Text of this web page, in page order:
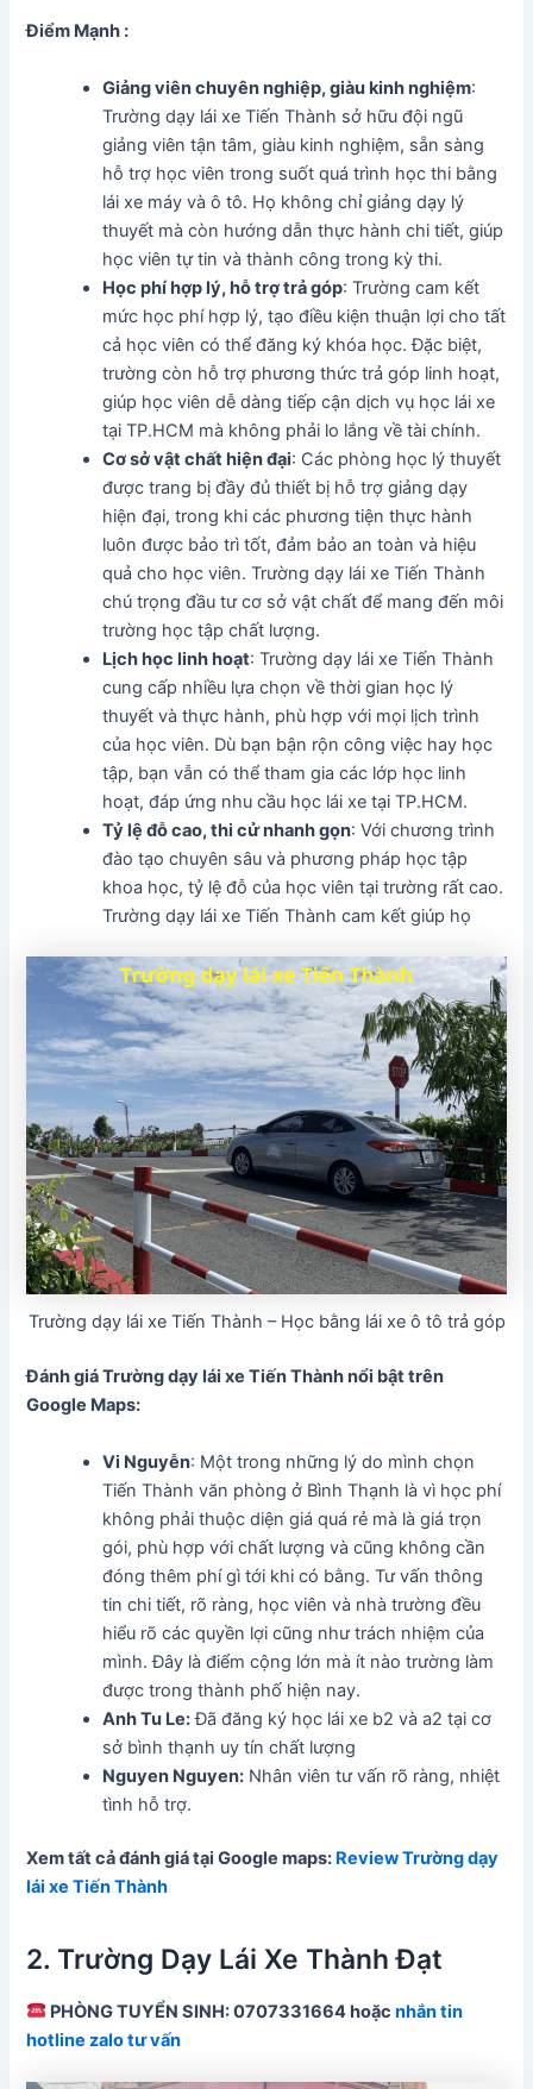
Điểm Mạnh :
Giảng viên chuyên nghiệp, giàu kinh nghiệm:
Trường dạy lái xe Tiến Thành sở hữu đội ngũ
giảng viên tận tâm, giàu kinh nghiệm, sẵn sàng
hỗ trợ học viên trong suốt quá trình học thi bằng
lái xe máy và ô tô. Họ không chỉ giảng dạy lý
thuyết mà còn hướng dẫn thực hành chi tiết, giúp
học viên tự tin và thành công trong kỳ thi.
Học phí hợp lý, hỗ trợ trả góp: Trường cam kết
mức học phí hợp lý, tạo điều kiện thuận lợi cho tất
cả học viên có thể đăng ký khóa học. Đặc biệt,
trường còn hỗ trợ phương thức trả góp linh hoạt,
giúp học viên dễ dàng tiếp cận dịch vụ học lái xe
tại TP.HCM mà không phải lo lắng về tài chính.
Cơ sở vật chất hiện đại: Các phòng học lý thuyết
được trang bị đầy đủ thiết bị hỗ trợ giảng dạy
hiện đại, trong khi các phương tiện thực hành
luôn được bảo trì tốt, đảm bảo an toàn và hiệu
quả cho học viên. Trường dạy lái xe Tiến Thành
chú trọng đầu tư cơ sở vật chất để mang đến môi
trường học tập chất lượng.
Lịch học linh hoạt: Trường dạy lái xe Tiến Thành
cung cấp nhiều lựa chọn về thời gian học lý
thuyết và thực hành, phù hợp với mọi lịch trình
của học viên. Dù bạn bận rộn công việc hay học
tập, bạn vẫn có thể tham gia các lớp học linh
hoạt, đáp ứng nhu cầu học lái xe tại TP.HCM.
Tỷ lệ đỗ cao, thi cử nhanh gọn: Với chương trình
đào tạo chuyên sâu và phương pháp học tập
khoa học, tỷ lệ đỗ của học viên tại trường rất cao.
Trường dạy lái xe Tiến Thành cam kết giúp họ
Trường dạy lái xe Tiến Thành – Học bằng lái xe ô tô trả góp
Đánh giá Trường dạy lái xe Tiến Thànhnổi bật trên
Google Maps:
Vi Nguyễn: Một trong những lý do mình chọn
Tiến Thành văn phòng ở Bình Thạnh là vì học phí
không phải thuộc diện giá quá rẻ mà là giá trọn
gói, phù hợp với chất lượng và cũng không cần
đóng thêm phí gì tới khi có bằng. Tư vấn thông
tin chi tiết, rõ ràng, học viên và nhà trường đều
hiểu rõ các quyền lợi cũng như trách nhiệm của
mình. Đây là điểm cộng lớn mà ít nào trường làm
được trong thành phố hiện nay.
Anh Tu Le:Đã đăng ký học lái xe b2 và a2 tại cơ
sở bình thạnh uy tín chất lượng
Nguyen Nguyen: Nhân viên tư vấn rõ ràng, nhiệt
tình hỗ trợ.
Xem tất cả đánh giá tại Google maps: Review Trường dạy
lái xe Tiến Thành
2. Trường Dạy Lái Xe Thành Đạt
PHÒNG TUYỂN SINH: 0707331664 hoặcnhắn tin
hotline zalo tư vấn